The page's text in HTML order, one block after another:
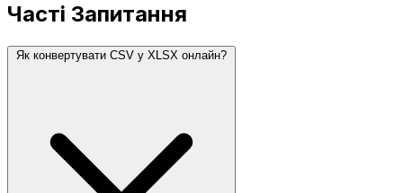
Часті Запитання
Як конвертувати CSV у XLSX онлайн?